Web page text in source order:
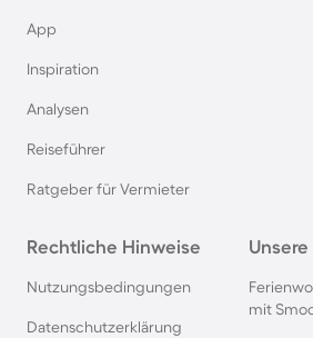
Pensionen in Holland
Pensionen im Bayerischen Wald
Pensionen in Deutschland
App
Inspiration
Analysen
Reiseführer
Ratgeber für Vermieter
Rechtliche Hinweise
Nutzungsbedingungen
Datenschutzerklärung
mit